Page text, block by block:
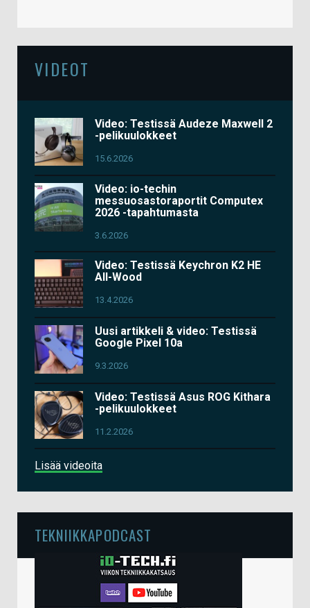
VIDEOT
Video: Testissä Audeze Maxwell 2
-pelikuulokkeet
15.6.2026
Video: io-techin
messuosastoraportit Computex
2026 -tapahtumasta
3.6.2026
Video: Testissä Keychron K2 HE
All-Wood
13.4.2026
Uusi artikkeli & video: Testissä
Google Pixel 10a
9.3.2026
Video: Testissä Asus ROG Kithara
-pelikuulokkeet
11.2.2026
Lisää videoita
TEKNIIKKAPODCAST